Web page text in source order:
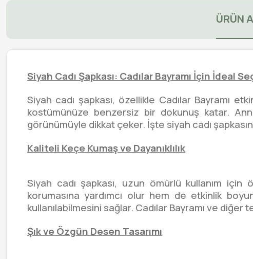
ÜRÜN
Siyah Cadı Şapkası: Cadılar Bayramı İçin İdeal
Siyah cadı şapkası, özellikle Cadılar Bayramı
kostümünüze benzersiz bir dokunuş katar.
görünümüyle dikkat çeker. İşte siyah cadı
Kaliteli Keçe Kumaş ve Dayanıklılık
Siyah cadı şapkası, uzun ömürlü kullanım
korumasına yardımcı olur hem de etkinlik
kullanılabilmesini sağlar. Cadılar Bayramı ve diğer
Şık ve Özgün Desen Tasarımı